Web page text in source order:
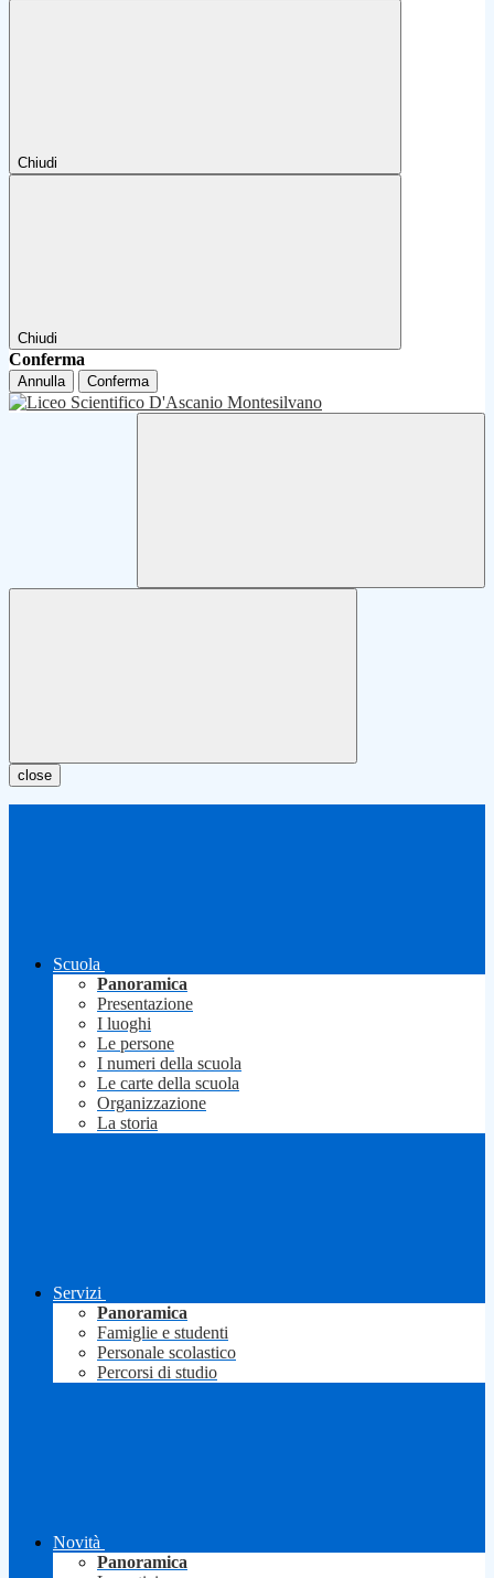
Chiudi
Chiudi
Conferma
Annulla Conferma
close
Scuola
Panoramica
Presentazione
I luoghi
Le persone
I numeri della scuola
Le carte della scuola
Organizzazione
La storia
Servizi
Panoramica
Famiglie e studenti
Personale scolastico
Percorsi di studio
Novità
Panoramica